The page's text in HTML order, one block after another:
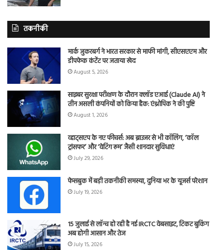
तकनीकी
मार्क जुकरबर्ग ने भारत सरकार से माफी मांगी, सीएसएएम और
डीपफेक कंटेंट पर जताया खेद
August 5, 2026
साइबर सुरक्षा परीक्षण के दौरान क्लॉड एआई (Claude AI) ने
तीन असली कंपनियों को किया हैक: एंथ्रोपिक ने की पुष्टि
August 1, 2026
व्हाट्सएप के नए फीचर्स: अब ब्राउजर से भी कॉलिंग, ‘कॉल
ट्रांसफर’ और ‘वेटिंग रूम’ जैसी शानदार सुविधाएं
July 29, 2026
फेसबुक में बड़ी तकनीकी समस्या, दुनिया भर के यूजर्स परेशान
July 19, 2026
15 जुलाई से लॉन्च हो रही है नई IRCTC वेबसाइट, टिकट बुकिंग
अब होगी आसान और तेज
July 15, 2026